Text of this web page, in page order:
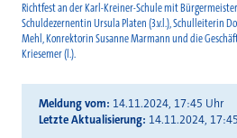
Richtfest an der Karl-Kreiner-Schule mit Bürgermeister
Schuldezernentin Ursula Platen (3.v.l.), Schulleiterin
Mehl, Konrektorin Susanne Marmann und die
Kriesemer (l.).
Meldung vom 14.11.2024, 17:45 Uhr
Letzte Aktualisierung 14.11.2024,